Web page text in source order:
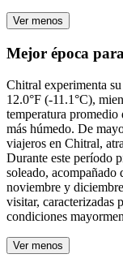
Ver menos
Mejor época
Chitral experimenta
12.0°F (-11.1°C),
temperatura promedio
más húmedo. De
viajeros en Chitral,
Durante este período
soleado, acompañado
noviembre y
visitar, caracterizadas
condiciones
Ver menos